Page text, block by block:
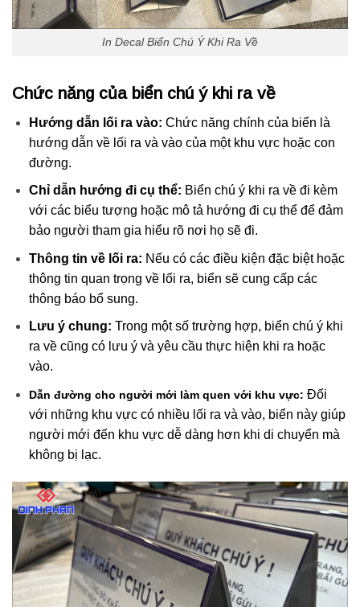
In Decal Biển Chú Ý Khi Ra Về
Chức năng của biển chú ý khi ra về
Hướng dẫn lối ra vào: Chức năng chính của biển là
hướng dẫn về lối ra và vào của một khu vực hoặc con
đường.
Chỉ dẫn hướng đi cụ thể: Biển chú ý khi ra về đi kèm
với các biểu tượng hoặc mô tả hướng đi cụ thể để đảm
bảo người tham gia hiểu rõ nơi họ sẽ đi.
Thông tin về lối ra: Nếu có các điều kiện đặc biệt hoặc
thông tin quan trọng về lối ra, biển sẽ cung cấp các
thông báo bổ sung.
Lưu ý chung: Trong một số trường hợp, biển chú ý khi
ra về cũng có lưu ý và yêu cầu thực hiện khi ra hoặc
vào.
Dẫn đường cho người mới làm quen với khu vực: Đối
với những khu vực có nhiều lối ra và vào, biển này giúp
người mới đến khu vực dễ dàng hơn khi di chuyển mà
không bị lạc.